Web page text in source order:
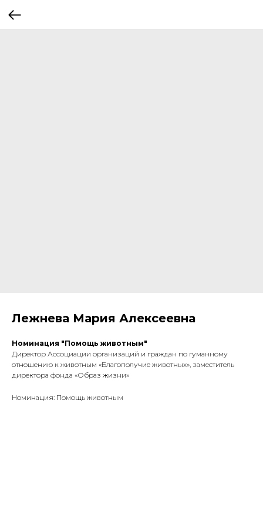
Лежнева Мария Алексеевна
Номинация "Помощь животным"
Директор Ассоциации организаций и граждан по гуманному
отношению к животным «Благополучие животных», заместитель
директора фонда «Образ жизни»
Номинация: Помощь животным